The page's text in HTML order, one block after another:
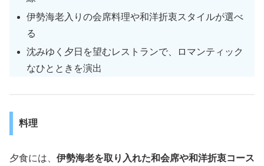
伊勢海老入りの会席料理や和洋折衷スタイルが選べ
る
沈みゆく夕日を望むレストランで、ロマンティック
なひとときを演出
料理
夕食には、 伊勢海老を取り入れた和会席や和洋折衷コース